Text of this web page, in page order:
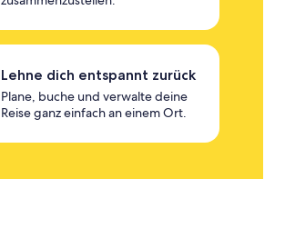
Lehne dich entspannt zurück
Plane, buche und verwalte deine
Reise ganz einfach an einem Ort.